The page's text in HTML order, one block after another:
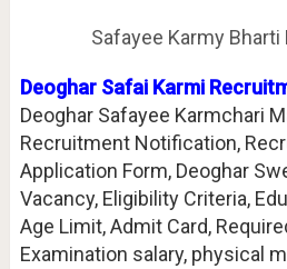
Safayee Karmy Bharti
Deoghar Safai Karmi
Deoghar Safayee Karmchari
Recruitment Notification,
Application Form, Deoghar
Vacancy, Eligibility Criteria,
Age Limit, Admit Card,
Examination salary, physical